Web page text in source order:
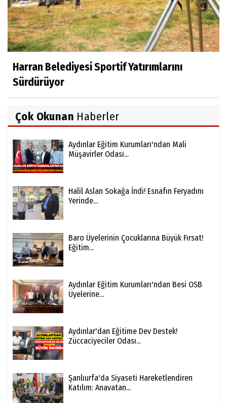
Harran Belediyesi Sportif Yatırımlarını
Sürdürüyor
Çok Okunan Haberler
Aydınlar Eğitim Kurumları'ndan Mali
Müşavirler Odası...
Halil Aslan Sokağa İndi! Esnafın Feryadını
Yerinde...
Baro Üyelerinin Çocuklarına Büyük Fırsat!
Eğitim...
Aydınlar Eğitim Kurumları'ndan Besi OSB
Üyelerine...
Aydınlar'dan Eğitime Dev Destek!
Züccaciyeciler Odası...
Şanlıurfa'da Siyaseti Hareketlendiren
Katılım: Anavatan...